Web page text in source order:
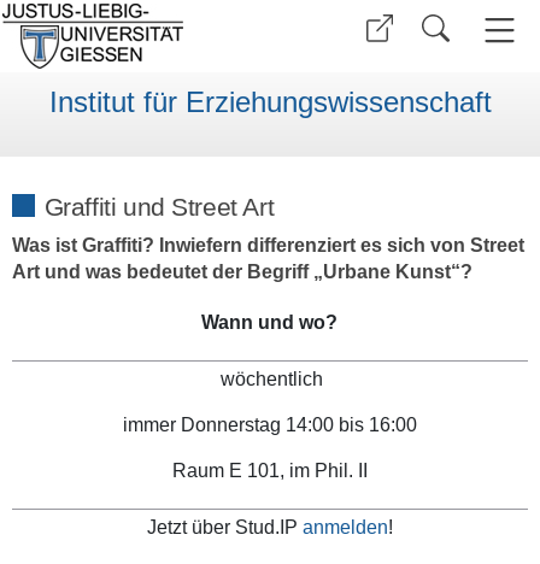
Institut für Erziehungswissenschaft
Graffiti und Street Art
Was ist Graffiti? Inwiefern differenziert es sich von Street
Art und was bedeutet der Begriff „Urbane Kunst“?
Wann und wo?
wöchentlich
immer Donnerstag 14:00 bis 16:00
Raum E 101, im Phil. II
Jetzt über Stud.IP anmelden!